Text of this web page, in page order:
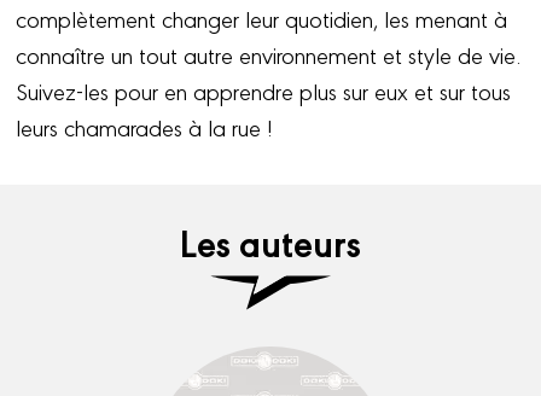
complètement changer leur quotidien, les menant à
connaître un tout autre environnement et style de vie.
Suivez-les pour en apprendre plus sur eux et sur tous
leurs chamarades à la rue !
Les auteurs